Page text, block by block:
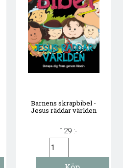
Barnens skrapbibel -
Jesus räddar världen
129 :-